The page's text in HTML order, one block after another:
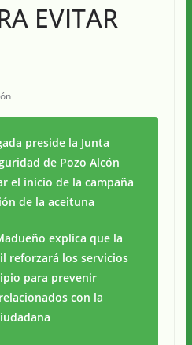
EVITAR
preside la Junta
de Pozo Alcón
el inicio de la campaña
de la aceituna
explica que la
reforzará los servicios
para prevenir
con la